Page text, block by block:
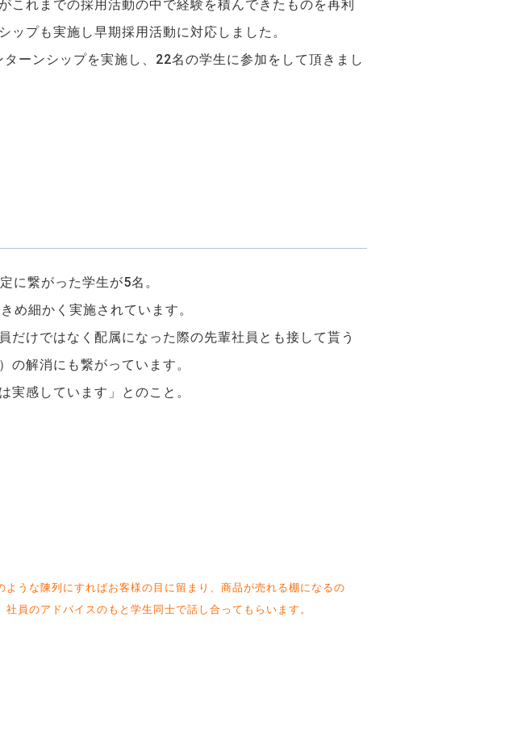
これまでの採用活動の中で経験を積んできたものを再利
プも実施し早期採用活動に対応しました。
ーンシップを実施し、22名の学生に参加をして頂きまし
に繋がった学生が5名。
め細かく実施されています。
だけではなく配属になった際の先輩社員とも接して貰う
の解消にも繋がっています。
実感しています」とのこと。
ような陳列にすればお客様の目に留まり、商品が売れる棚になるの
社員のアドバイスのもと学生同士で話し合ってもらいます。